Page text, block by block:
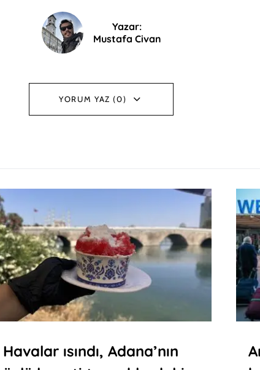
Yazar:
Mustafa Civan
YORUM YAZ (0)
Havalar ısındı, Adana’nın